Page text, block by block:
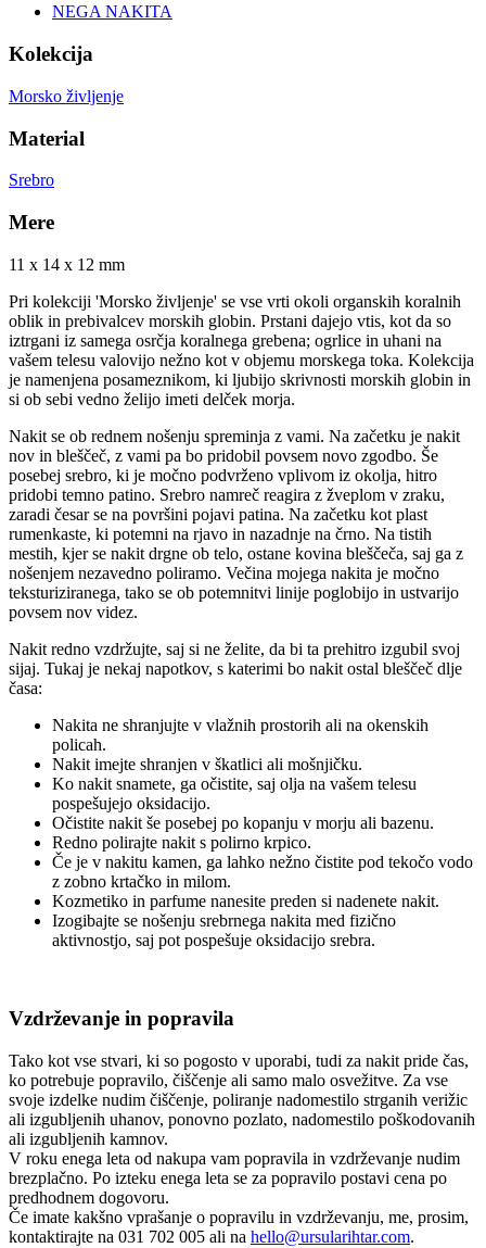
NEGA NAKITA
Kolekcija
Morsko življenje
Material
Srebro
Mere
11 x 14 x 12 mm
Pri kolekciji 'Morsko življenje' se vse vrti okoli organskih koralnih
oblik in prebivalcev morskih globin. Prstani dajejo vtis, kot da so
iztrgani iz samega osrčja koralnega grebena; ogrlice in uhani na
vašem telesu valovijo nežno kot v objemu morskega toka. Kolekcija
je namenjena posameznikom, ki ljubijo skrivnosti morskih globin in
si ob sebi vedno želijo imeti delček morja.
Nakit se ob rednem nošenju spreminja z vami. Na začetku je nakit
nov in bleščeč, z vami pa bo pridobil povsem novo zgodbo. Še
posebej srebro, ki je močno podvrženo vplivom iz okolja, hitro
pridobi temno patino. Srebro namreč reagira z žveplom v zraku,
zaradi česar se na površini pojavi patina. Na začetku kot plast
rumenkaste, ki potemni na rjavo in nazadnje na črno. Na tistih
mestih, kjer se nakit drgne ob telo, ostane kovina bleščeča, saj ga z
nošenjem nezavedno poliramo. Večina mojega nakita je močno
teksturiziranega, tako se ob potemnitvi linije poglobijo in ustvarijo
povsem nov videz.
Nakit redno vzdržujte, saj si ne želite, da bi ta prehitro izgubil svoj
sijaj. Tukaj je nekaj napotkov, s katerimi bo nakit ostal bleščeč dlje
časa:
Nakita ne shranjujte v vlažnih prostorih ali na okenskih
policah.
Nakit imejte shranjen v škatlici ali mošnjičku.
Ko nakit snamete, ga očistite, saj olja na vašem telesu
pospešujejo oksidacijo.
Očistite nakit še posebej po kopanju v morju ali bazenu.
Redno polirajte nakit s polirno krpico.
Če je v nakitu kamen, ga lahko nežno čistite pod tekočo vodo
z zobno krtačko in milom.
Kozmetiko in parfume nanesite preden si nadenete nakit.
Izogibajte se nošenju srebrnega nakita med fizično
aktivnostjo, saj pot pospešuje oksidacijo srebra.
Vzdrževanje in popravila
Tako kot vse stvari, ki so pogosto v uporabi, tudi za nakit pride čas,
ko potrebuje popravilo, čiščenje ali samo malo osvežitve. Za vse
svoje izdelke nudim čiščenje, poliranje nadomestilo strganih verižic
ali izgubljenih uhanov, ponovno pozlato, nadomestilo poškodovanih
ali izgubljenih kamnov.
V roku enega leta od nakupa vam popravila in vzdrževanje nudim
brezplačno. Po izteku enega leta se za popravilo postavi cena po
predhodnem dogovoru.
Če imate kakšno vprašanje o popravilu in vzdrževanju, me, prosim,
kontaktirajte na 031 702 005 ali na hello@ursularihtar.com.